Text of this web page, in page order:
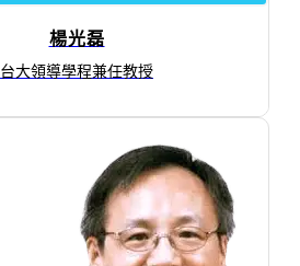
楊光磊
台大領導學程兼任教授